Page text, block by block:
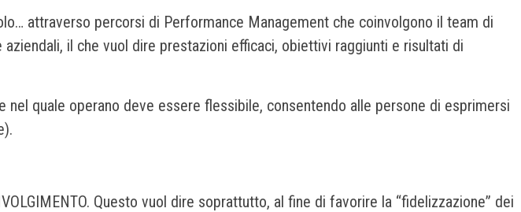
attraverso percorsi di Performance Management che coinvolgono il team di
il che vuol dire prestazioni efficaci, obiettivi raggiunti e risultati di
quale operano deve essere flessibile, consentendo alle persone di esprimersi
Questo vuol dire soprattutto, al fine di favorire la “fidelizzazione” dei